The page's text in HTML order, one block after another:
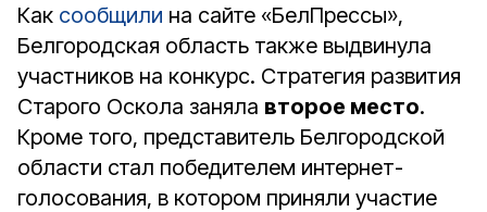
Как сообщили на сайте «БелПрессы»,
Белгородская область также выдвинула
участников на конкурс. Стратегия развития
Старого Оскола заняла второе место.
Кроме того, представитель Белгородской
области стал победителем интернет-
голосования, в котором приняли участие